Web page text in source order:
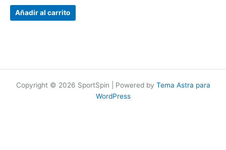
0
Añadir al carrito
Copyright © 2026 SportSpin | Powered by Tema Astra para
WordPress